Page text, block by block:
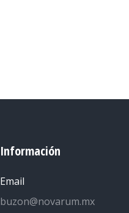
Información
Email
buzon@novarum.mx